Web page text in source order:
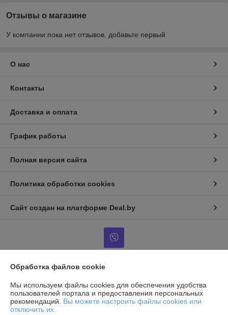
Отзывы о магазине
У компании пока нет отзывов, добавьте первый
О нас
Контакты
Доставка и оплата
График работы
Полная версия сайта
Политика обработки cookies
Сайт создан на платформе Deal.by
Юридическое лицо:Общество с ограниченной ответственностью
«АльянсКомплект»
220125, г. Минск, пр. Независимости, дом 177, помещение 60
Обработка файлов cookie
Мы используем файлы cookies для обеспечения удобства
пользователей портала и предоставления персональных
рекомендаций. Вы можете настроить файлы cookies или
отключить их.